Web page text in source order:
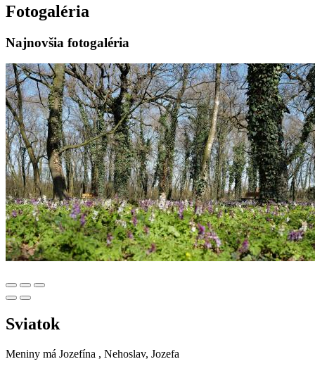
Fotogaléria
Najnovšia fotogaléria
Sviatok
Meniny má Jozefína , Nehoslav, Jozefa